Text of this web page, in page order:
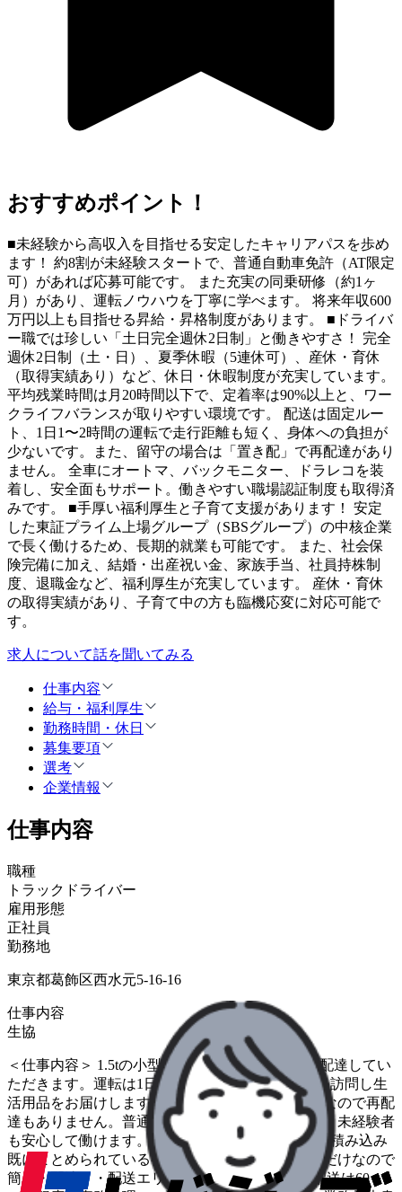
おすすめポイント！
■未経験から高収入を目指せる安定したキャリアパスを歩め
ます！ 約8割が未経験スタートで、普通自動車免許（AT限定
可）があれば応募可能です。 また充実の同乗研修（約1ヶ
月）があり、運転ノウハウを丁寧に学べます。 将来年収600
万円以上も目指せる昇給・昇格制度があります。 ■ドライバ
ー職では珍しい「土日完全週休2日制」と働きやすさ！ 完全
週休2日制（土・日）、夏季休暇（5連休可）、産休・育休
（取得実績あり）など、休日・休暇制度が充実しています。
平均残業時間は月20時間以下で、定着率は90%以上と、ワー
クライフバランスが取りやすい環境です。 配送は固定ルー
ト、1日1〜2時間の運転で走行距離も短く、身体への負担が
少ないです。また、留守の場合は「置き配」で再配達があり
ません。 全車にオートマ、バックモニター、ドラレコを装
着し、安全面もサポート。働きやすい職場認証制度も取得済
みです。 ■手厚い福利厚生と子育て支援があります！ 安定
した東証プライム上場グループ（SBSグループ）の中核企業
で長く働けるため、長期的就業も可能です。 また、社会保
険完備に加え、結婚・出産祝い金、家族手当、社員持株制
度、退職金など、福利厚生が充実しています。 産休・育休
の取得実績があり、子育て中の方も臨機応変に対応可能で
す。
求人について話を聞いてみる
仕事内容
給与・福利厚生
勤務時間・休日
募集要項
選考
企業情報
仕事内容
職種
トラックドライバー
雇用形態
正社員
勤務地
東京都葛飾区西水元5-16-16
仕事内容
生協
＜仕事内容＞ 1.5tの小型トラックで生協の商品を配達してい
ただきます。運転は1日1～2時間ほどで同じお宅を訪問し生
活用品をお届けします。留守の場合は「置き配」なので再配
達もありません。普通免許可に加え、研修もあり、未経験者
も安心して働けます。 ＜お仕事の流れ＞ ・荷物の積み込み
既にまとめられている荷物をトラックに積み込むだけなので
簡単・配達・・配送エリア&ルート固定、1日の配送は60～